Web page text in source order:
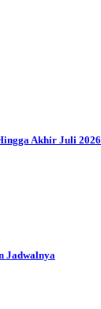
Akhir Juli 2026
Jadwalnya